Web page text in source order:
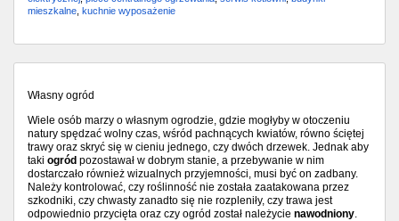
mieszkalne kuchnie wyposażenie
Własny ogród
Wiele osób marzy o własnym ogrodzie, gdzie mogłyby w otoczeniu
natury spędzać wolny czas, wśród pachnących kwiatów, równo ściętej
trawy oraz skryć się w cieniu jednego, czy dwóch drzewek. Jednak aby
taki ogród pozostawał w dobrym stanie, a przebywanie w nim
dostarczało również wizualnych przyjemności, musi być on zadbany.
Należy kontrolować, czy roślinność nie została zaatakowana przez
szkodniki, czy chwasty zanadto się nie rozpleniły, czy trawa jest
odpowiednio przycięta oraz czy ogród został należycie nawodniony.